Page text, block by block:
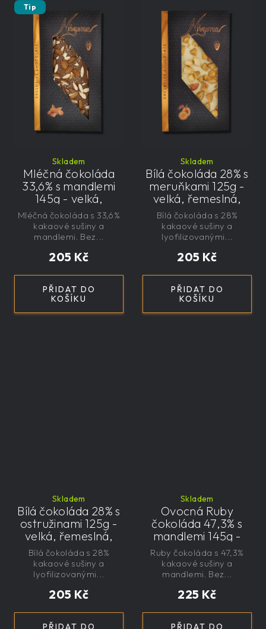
Tip
Skladem
Mléčná čokoláda
33,6% s mandlemi
145g - velká,
řemeslná,
exkluzivní, dárková
205 Kč
PŘIDAT DO
KOŠÍKU
Mléčná čokoláda s 33,6%
kakaové sušiny a
mandlemi. Bez...
Skladem
Bílá čokoláda 28% s
meruňkami 125g -
velká, řemeslná,
exkluzivní, dárková
205 Kč
PŘIDAT DO
KOŠÍKU
Bílá čokoláda s 28%
kakaové sušiny a
lyofilizovanými...
Skladem
Bílá čokoláda 28% s
ostružinami 125g -
velká, řemeslná,
exkluzivní, dárková
205 Kč
PŘIDAT DO
Bílá čokoláda s 28%
kakaové sušiny a
lyofilizovanými...
Skladem
Ovocná Ruby
čokoláda 47,3% s
mandlemi 145g -
velká, řemeslná,
exkluzivní, dárková
225 Kč
PŘIDAT DO
Ruby čokoláda s 47,3%
kakaové sušiny a
mandlemi. Bez...